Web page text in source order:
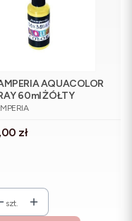
AQUACOLOR
60ml ŻÓŁTY
zł
szt.